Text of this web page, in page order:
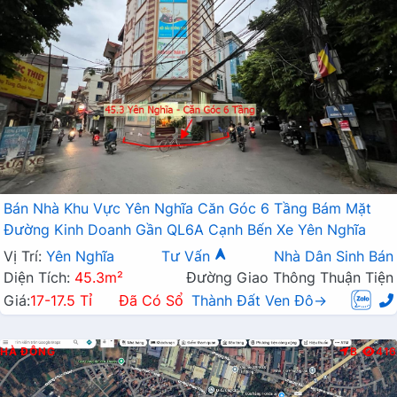
Bán Nhà Khu Vực Yên Nghĩa Căn Góc 6 Tầng Bám Mặt
Đường Kinh Doanh Gần QL6A Cạnh Bến Xe Yên Nghĩa
Vị Trí: Yên Nghĩa Tư Vấn
Nhà Dân Sinh Bán
Diện Tích: 45.3m²
Đường Giao Thông Thuận Tiện
Giá:17-17.5 Tỉ Đã Có Sổ Thành Đất Ven Đô→
HÀ ĐÔNG B 416